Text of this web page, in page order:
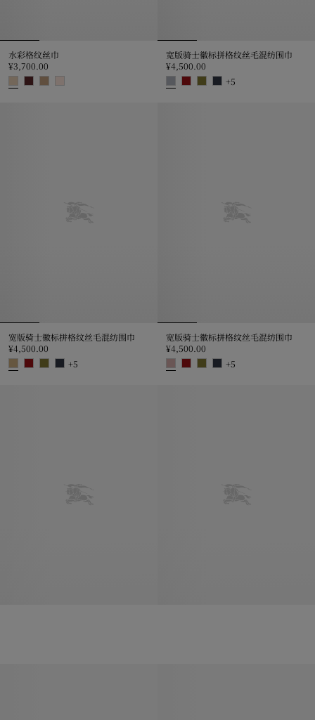
水彩格纹丝巾
¥3,700.00
宽版骑士徽标拼格纹丝毛混纺围巾
¥4,500.00
+5
宽版骑士徽标拼格纹丝毛混纺围巾
¥4,500.00
+5
宽版骑士徽标拼格纹丝毛混纺围巾
¥4,500.00
+5